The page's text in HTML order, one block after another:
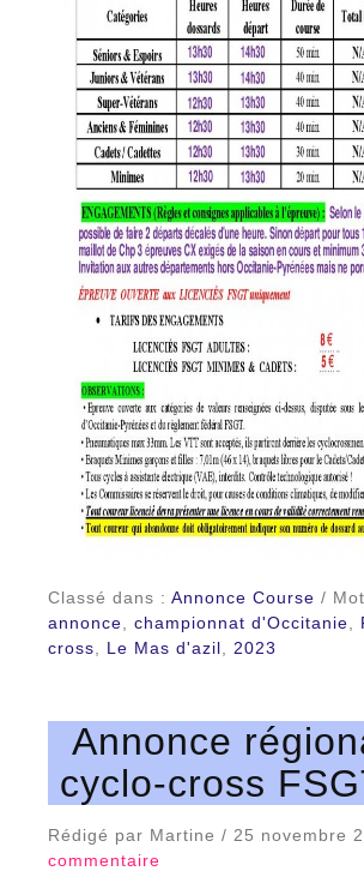
Classé dans : Annonce Course /
annonce, championnat d'Occitanie,
cross, Le Mas d'azil, 2023
Annonce
cyclo-cross
Rédigé par Martine / 25 novembre
commentaire